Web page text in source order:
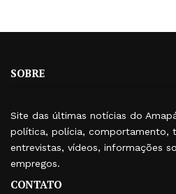
SOBRE
Site das últimas notícias do
política, polícia, comportamento,
entrevistas, vídeos, informações
empregos.
CONTATO